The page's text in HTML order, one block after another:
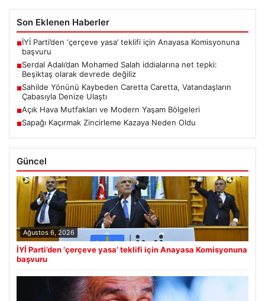
Son Eklenen Haberler
■İYİ Parti’den ‘çerçeve yasa’ teklifi için Anayasa Komisyonuna
başvuru
■Serdal Adalı’dan Mohamed Salah iddialarına net tepki:
Beşiktaş olarak devrede değiliz
■Sahilde Yönünü Kaybeden Caretta Caretta, Vatandaşların
Çabasıyla Denize Ulaştı
■Açık Hava Mutfakları ve Modern Yaşam Bölgeleri
■Sapağı Kaçırmak Zincirleme Kazaya Neden Oldu
Güncel
Ağustos 6, 2026
İYİ Parti’den ‘çerçeve yasa’ teklifi için Anayasa Komisyonuna
başvuru